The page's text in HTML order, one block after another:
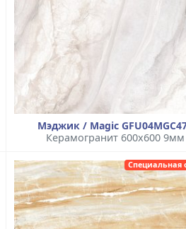
Мэджик / Magic
Керамогранит 600x600 9мм
Специальная